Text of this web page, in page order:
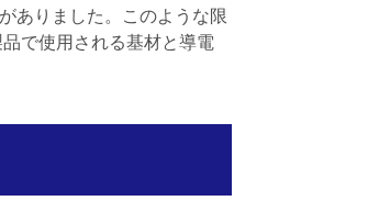
ありました。このような限
で使用される基材と導電